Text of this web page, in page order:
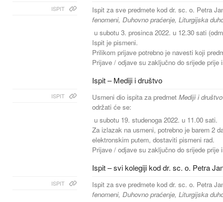
ISPIT
Ispit za sve predmete kod dr. sc. o. Petra
fenomeni, Duhovno praćenje, Liturgijska
u subotu 3. prosinca 2022. u 12.30 sati
Ispit je pismeni.
Prilikom prijave potrebno je navesti koji
Prijave / odjave su zaključno do srijede prije
Ispit – Mediji i društvo
ISPIT Usmeni dio ispita za predmet Mediji i
održati će se:
u subotu 19. studenoga 2022. u 11.00 sati.
Za izlazak na usmeni, potrebno je barem 2
elektronskim putem, dostaviti pismeni rad.
Prijave / odjave su zaključno do srijede prije
Ispit – svi kolegiji kod dr. sc. o. Petra
ISPIT
Ispit za sve predmete kod dr. sc. o. Petra
fenomeni, Duhovno praćenje, Liturgijska